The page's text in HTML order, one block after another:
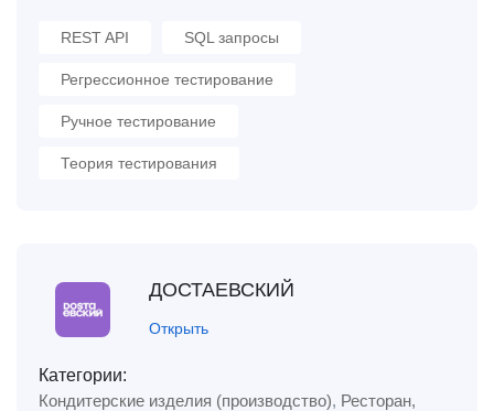
REST API SQL запросы
Регрессионное тестирование
Ручное тестирование
Теория тестирования
ДОСТАЕВСКИЙ
Открыть
Категории:
Кондитерские изделия (производство), Ресторан,